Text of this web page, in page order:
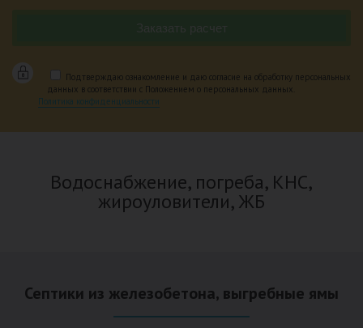
Подтверждаю ознакомление и даю согласие на обработку персональных
данных в соответствии с Положением о персональных данных.
Политика конфиденциальности
Водоснабжение, погреба, КНС,
жироуловители, ЖБ
Септики из железобетона, выгребные ямы